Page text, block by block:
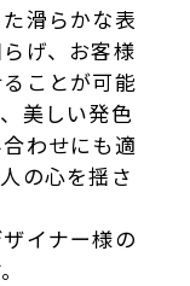
滑らかな表
げ、お客様
ことが可能
美しい発色
わせにも適
の心を揺さ
イナー様の